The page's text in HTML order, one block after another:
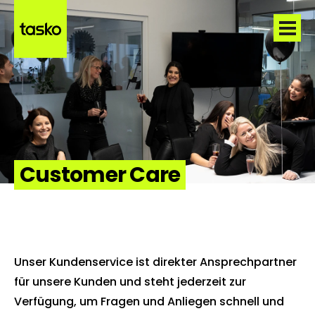
Customer Care
Unser Kundenservice ist direkter Ansprechpartner
für unsere Kunden und steht jederzeit zur
Verfügung, um Fragen und Anliegen schnell und